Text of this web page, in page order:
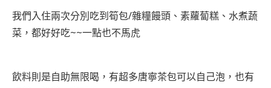
我們入住兩次分別吃到筍包/雜糧饅頭、素蘿蔔糕、水煮蔬
菜，都好好吃~~一點也不馬虎
飲料則是自助無限喝，有超多唐寧茶包可以自己泡，也有